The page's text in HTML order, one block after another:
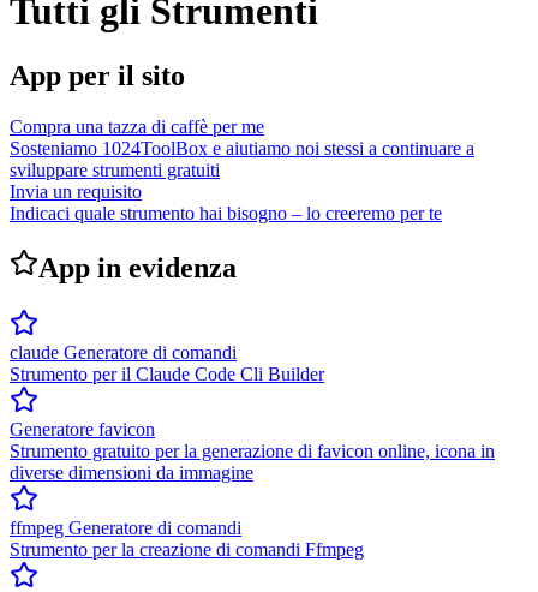
Tutti gli Strumenti
App per il sito
Compra una tazza di caffè per me
Sosteniamo 1024ToolBox e aiutiamo noi stessi a continuare a
sviluppare strumenti gratuiti
Invia un requisito
Indicaci quale strumento hai bisogno – lo creeremo per te
App in evidenza
claude Generatore di comandi
Strumento per il Claude Code Cli Builder
Generatore favicon
Strumento gratuito per la generazione di favicon online, icona in
diverse dimensioni da immagine
ffmpeg Generatore di comandi
Strumento per la creazione di comandi Ffmpeg